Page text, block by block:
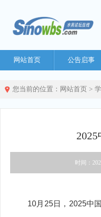
网站首页 公告启事
您当前的位置： 网站首页 >
时间：
10月25日，2025中